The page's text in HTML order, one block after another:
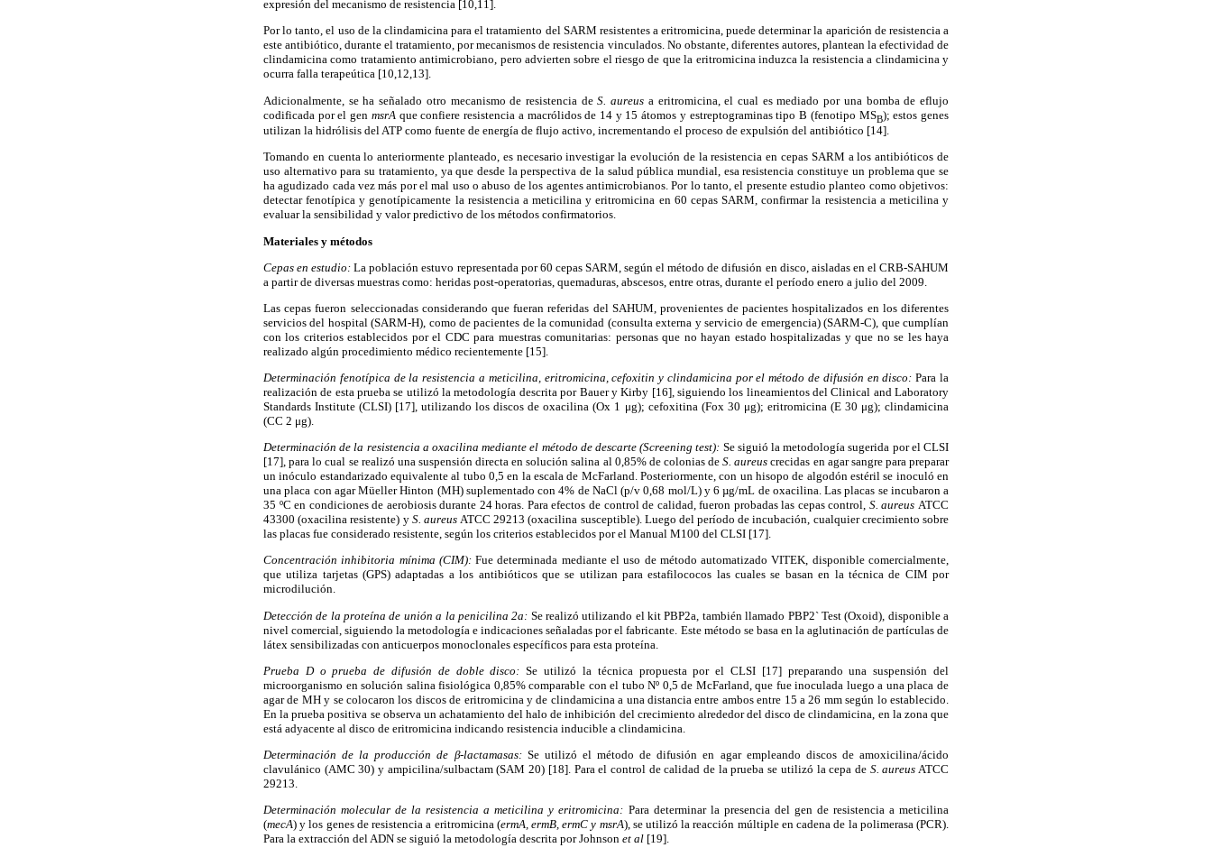
expresión del mecanismo de resistencia [10,11].
Por lo tanto, el uso de la clindamicina para el tratamiento del SARM resistentes a eritromicina, puede determinar la aparición de resistencia a
este antibiótico, durante el tratamiento, por mecanismos de resistencia vinculados. No obstante, diferentes autores, plantean la efectividad de
clindamicina como tratamiento antimicrobiano, pero advierten sobre el riesgo de que la eritromicina induzca la resistencia a clindamicina y
ocurra falla terapeútica [10,12,13].
Adicionalmente, se ha señalado otro mecanismo de resistencia deS. aureus a eritromicina, el cual es mediado por una bomba de eflujo
codificada por el gen msrA que confiere resistencia a macrólidos de 14 y 15 átomos y estreptograminas tipo B (fenotipo MSB); estos genes
utilizan la hidrólisis del ATP como fuente de energía de flujo activo, incrementando el proceso de expulsión del antibiótico [14].
Tomando en cuenta lo anteriormente planteado, es necesario investigar la evolución de la resistencia en cepas SARM a los antibióticos de
uso alternativo para su tratamiento, ya que desde la perspectiva de la salud pública mundial, esa resistencia constituye un problema que se
ha agudizado cada vez más por el mal uso o abuso de los agentes antimicrobianos. Por lo tanto, el presente estudio planteo como objetivos:
detectar fenotípica y genotípicamente la resistencia a meticilina y eritromicina en 60 cepas SARM, confirmar la resistencia a meticilina y
evaluar la sensibilidad y valor predictivo de los métodos confirmatorios.
Materiales y métodos
Cepas en estudio:La población estuvo representada por 60 cepas SARM, según el método de difusión en disco, aisladas en el CRB-SAHUM
a partir de diversas muestras como: heridas post-operatorias, quemaduras, abscesos, entre otras, durante el período enero a julio del 2009.
Las cepas fueron seleccionadas considerando que fueran referidas del SAHUM, provenientes de pacientes hospitalizados en los diferentes
servicios del hospital (SARM-H), como de pacientes de la comunidad (consulta externa y servicio de emergencia) (SARM-C), que cumplían
con los criterios establecidos por el CDC para muestras comunitarias: personas que no hayan estado hospitalizadas y que no se les haya
realizado algún procedimiento médico recientemente [15].
Determinación fenotípica de la resistencia a meticilina, eritromicina, cefoxitin y clindamicina por el método de difusión en disco:Para la
realización de esta prueba se utilizó la metodología descrita por Bauer y Kirby [16], siguiendo los lineamientos del Clinical and Laboratory
Standards Institute (CLSI) [17], utilizando los discos de oxacilina (Ox 1 μg); cefoxitina (Fox 30 μg); eritromicina (E 30 μg); clindamicina
(CC 2 μg).
Determinación de la resistencia a oxacilina mediante el método de descarte (Screening test): Se siguió la metodología sugerida por el CLSI
[17], para lo cual se realizó una suspensión directa en solución salina al 0,85% de colonias deS. aureuscrecidas en agar sangre para preparar
un inóculo estandarizado equivalente al tubo 0,5 en la escala de McFarland. Posteriormente, con un hisopo de algodón estéril se inoculó en
una placa con agar Müeller Hinton (MH) suplementado con 4% de NaCl (p/v 0,68 mol/L) y 6 µg/mL de oxacilina. Las placas se incubaron a
35 ºC en condiciones de aerobiosis durante 24 horas. Para efectos de control de calidad, fueron probadas las cepas control, S. aureusATCC
43300 (oxacilina resistente) y S. aureusATCC 29213 (oxacilina susceptible). Luego del período de incubación, cualquier crecimiento sobre
las placas fue considerado resistente, según los criterios establecidos por el Manual M100 del CLSI [17].
Concentración inhibitoria mínima (CIM):Fue determinada mediante el uso de método automatizado VITEK, disponible comercialmente,
que utiliza tarjetas (GPS) adaptadas a los antibióticos que se utilizan para estafilococos las cuales se basan en la técnica de CIM por
microdilución.
Detección de la proteína de unión a la penicilina 2a: Se realizó utilizando el kit PBP2a, también llamado PBP2` Test (Oxoid), disponible a
nivel comercial, siguiendo la metodología e indicaciones señaladas por el fabricante. Este método se basa en la aglutinación de partículas de
látex sensibilizadas con anticuerpos monoclonales específicos para esta proteína.
Prueba D o prueba de difusión de doble disco: Se utilizó la técnica propuesta por el CLSI [17] preparando una suspensión del
microorganismo en solución salina fisiológica 0,85% comparable con el tubo Nº 0,5 de McFarland, que fue inoculada luego a una placa de
agar de MH y se colocaron los discos de eritromicina y de clindamicina a una distancia entre ambos entre 15 a 26 mm según lo establecido.
En la prueba positiva se observa un achatamiento del halo de inhibición del crecimiento alrededor del disco de clindamicina, en la zona que
está adyacente al disco de eritromicina indicando resistencia inducible a clindamicina.
Determinación de la producción de β-lactamasas: Se utilizó el método de difusión en agar empleando discos de amoxicilina/ácido
clavulánico (AMC 30) y ampicilina/sulbactam (SAM 20) [18]. Para el control de calidad de la prueba se utilizó la cepa de S. aureus ATCC
29213.
Determinación molecular de la resistencia a meticilina y eritromicina: Para determinar la presencia del gen de resistencia a meticilina
(mecA) y los genes de resistencia a eritromicina (ermA, ermB, ermC y msrA), se utilizó la reacción múltiple en cadena de la polimerasa (PCR).
Para la extracción del ADN se siguió la metodología descrita por Johnson et al [19].